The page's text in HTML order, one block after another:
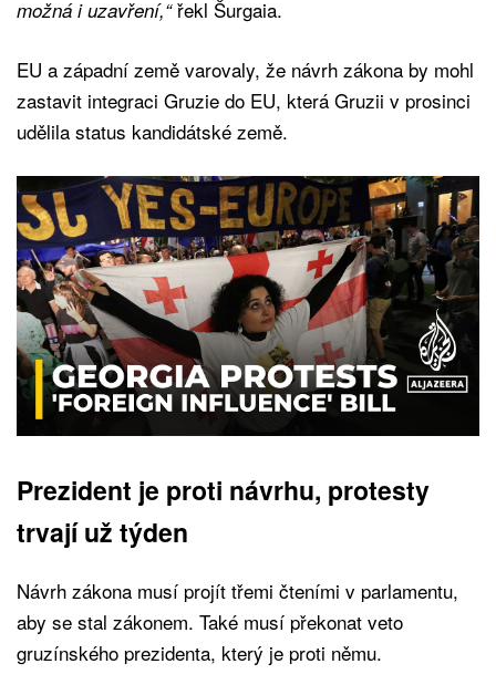
možná i uzavření,“řekl Šurgaia.
EU a západní země varovaly, že návrh zákona by mohl
zastavit integraci Gruzie do EU, která Gruzii v prosinci
udělila status kandidátské země.
Prezident je proti návrhu, protesty
trvají už týden
Návrh zákona musí projít třemi čteními v parlamentu,
aby se stal zákonem. Také musí překonat veto
gruzínského prezidenta, který je proti němu.